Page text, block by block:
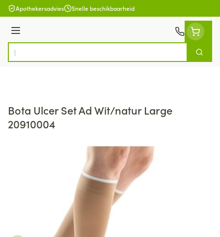
Ga naar de inhoud
Apothekersadvies Snelle beschikbaarheid
Menu
Product, merk, categorie...
Zoek
Bota Ulcer Set Ad Wit/natur Large
20910004